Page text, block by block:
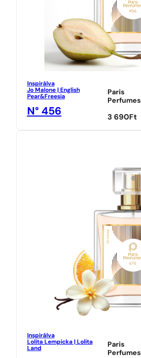
Inspirálva
Jo Malone | English
Pear&Freesia
N° 456
Paris
Perfumes
3 690Ft
Inspirálva
Lolita Lempicka | Lolita
Land
Paris
Perfumes